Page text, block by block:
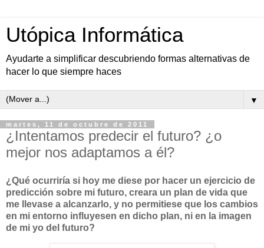
Utópica Informática
Ayudarte a simplificar descubriendo formas alternativas de
hacer lo que siempre haces
▼
martes, 11 de octubre de 2011
¿Intentamos predecir el futuro? ¿o
mejor nos adaptamos a él?
¿Qué ocurriría si hoy me diese por hacer un ejercicio de
predicción sobre mi futuro, creara un plan de vida que
me llevase a alcanzarlo, y no permitiese que los cambios
en mi entorno influyesen en dicho plan, ni en la imagen
de mi yo del futuro?